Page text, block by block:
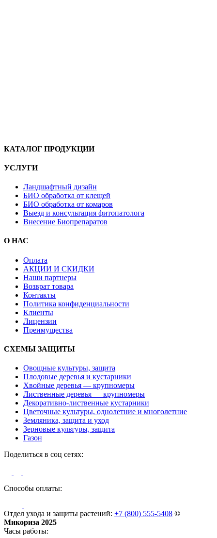
КАТАЛОГ ПРОДУКЦИИ
УСЛУГИ
Ландшафтный дизайн
БИО обработка от клещей
БИО обработка от комаров
Выезд и консультация фитопатолога
Внесение Биопрепаратов
О НАС
Оплата
АКЦИИ И СКИДКИ
Наши партнеры
Возврат товара
Контакты
Политика конфиденциальности
Клиенты
Лицензии
Преимущества
СХЕМЫ ЗАЩИТЫ
Овощные культуры, защита
Плодовые деревья и кустарники
Хвойные деревья — крупномеры
Лиственные деревья — крупномеры
Декоративно-лиственные кустарники
Цветочные культуры, однолетние и многолетние
Земляника, защита и уход
Зерновые культуры, защита
Газон
Поделиться в соц сетях:
Способы оплаты:
Отдел ухода и защиты растений: +7 (800) 555-5408 ©
Микориза 2025
Часы работы: